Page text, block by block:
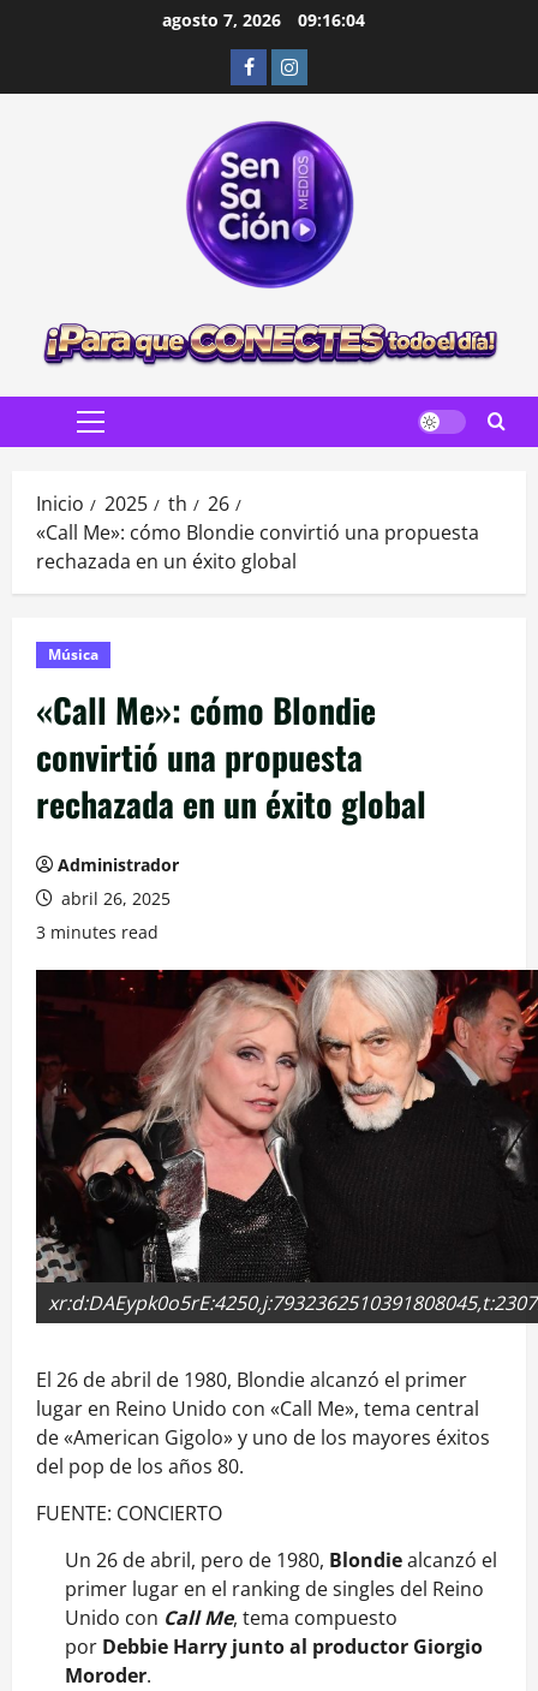
agosto 7, 2026 09:16:05
FacebookInstagram
Menú
Inicio 2025 th
26
«Call Me»: cómo Blondie convirtió una propuesta
rechazada en un éxito global
Música
«Call Me»: cómo Blondie
convirtió una propuesta
rechazada en un éxito global
Administrador
abril 26, 2025
3 minutes read
El 26 de abril de 1980, Blondie alcanzó el primer
lugar en Reino Unido con «Call Me», tema central
de «American Gigolo» y uno de los mayores éxitos
del pop de los años 80.
FUENTE: CONCIERTO
Un 26 de abril, pero de 1980, Blondiealcanzó el
primer lugar en el ranking de singles del Reino
Unido con Call Me, tema compuesto
por Debbie Harry junto al productor Giorgio
Moroder.